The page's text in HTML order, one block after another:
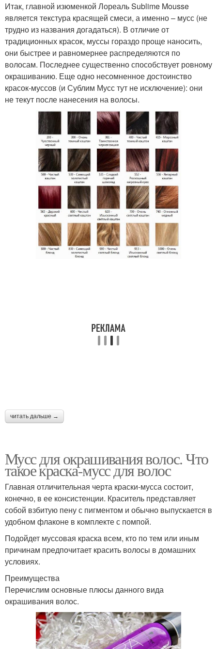
Итак, главной изюменкой Лореаль Sublime Mousse
является текстура красящей смеси, а именно – мусс (не
трудно из названия догадаться). В отличие от
традиционных красок, муссы гораздо проще наносить,
они быстрее и равномернее распределяются по
волосам. Последнее существенно способствует ровному
окрашиванию. Еще одно несомненное достоинство
красок-муссов (и Сублим Мусс тут не исключение): они
не текут после нанесения на волосы.
читать дальше →
Мусс для окрашивания волос. Что
такое краска-мусс для волос
Главная отличительная черта краски-мусса состоит,
конечно, в ее консистенции. Краситель представляет
собой взбитую пену с пигментом и обычно выпускается в
удобном флаконе в комплекте с помпой.
Подойдет муссовая краска всем, кто по тем или иным
причинам предпочитает красить волосы в домашних
условиях.
Преимущества
Перечислим основные плюсы данного вида
окрашивания волос.